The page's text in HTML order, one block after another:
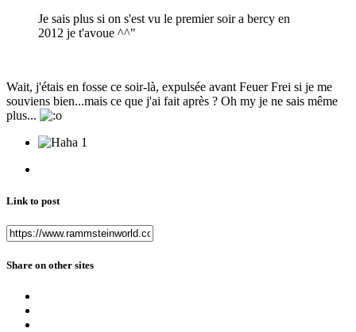
Je sais plus si on s'est vu le premier soir a bercy en
2012 je t'avoue ^^"
Wait, j'étais en fosse ce soir-là, expulsée avant Feuer Frei si je me
souviens bien...mais ce que j'ai fait après ? Oh my je ne sais même
plus...
1
Link to post
Share on other sites